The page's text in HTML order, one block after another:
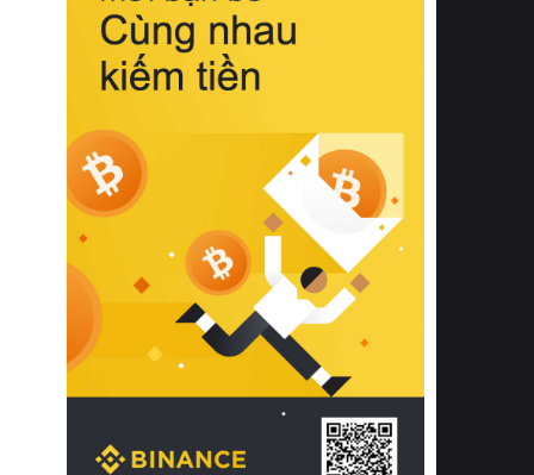
cột sống.
Bên cạnh đó, việc lựa chọn các dòng
sản phẩm đạt chuẩn chất lượng quốc
tế còn giúp ngăn ngừa tình trạng kích
khuẩn và nấm mốc trong điều kiện
thời tiết nóng ẩm. Bạn có thể tìm hiểu
thêm các nghiên cứu khoa học về tác
động của giấc ngủ và môi trường
phòng ngủ đối với sức khỏe con
người tại Sleep Foundation (External
Link) để có cái nhìn toàn diện hơn.
2. Các tiêu chí vàng khi lựa chọn
chăn ga gối đệm cao cấp cho phòng
ngủ
Để sở hữu một bộ chăn ga gối đệm
cao cấp hoàn hảo cả về thẩm mỹ lẫn
công năng, người tiêu dùng cần cân
nhắc kỹ lưỡng các tiêu chí quan trọng